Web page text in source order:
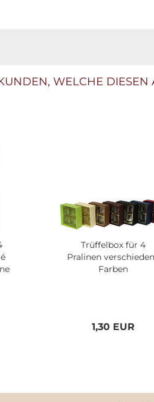
WELCHE DIESEN
Trüffelbox für 4
Pralinen
Farben
1,30 EUR